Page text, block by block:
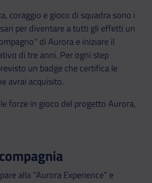
coraggio e gioco di squadra sono i
per diventare a tutti gli effetti un
di Aurora e iniziare il
di tre anni. Per ogni step
un badge che certifica le
avrai acquisito.
forze in gioco del progetto Aurora,
alla "Aurora Experience” e